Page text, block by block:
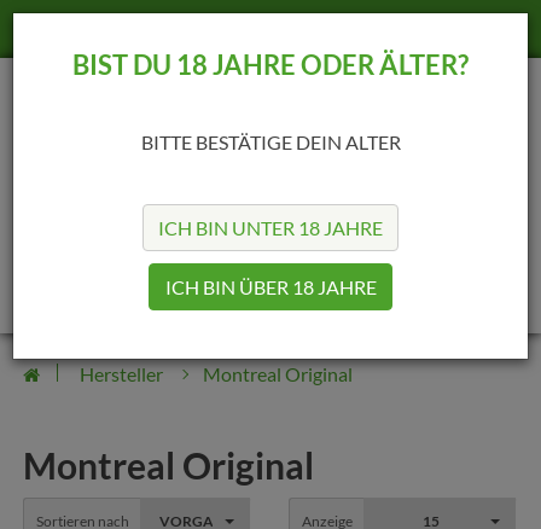
BIST DU 18 JAHRE ODER ÄLTER?
BITTE BESTÄTIGE DEIN ALTER
ICH BIN UNTER 18 JAHRE
ICH BIN ÜBER 18 JAHRE
0 0
Hersteller Montreal Original
Montreal Original
Sortieren nach VORGABE Anzeige 15